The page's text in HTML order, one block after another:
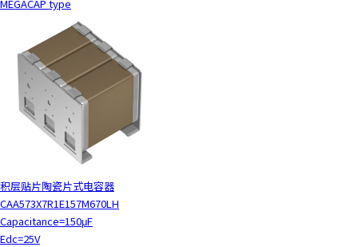
MEGACAP type
积层贴片陶瓷片式电容器
CAA573X7R1E157M670LH
Capacitance=150μF
Edc=25V